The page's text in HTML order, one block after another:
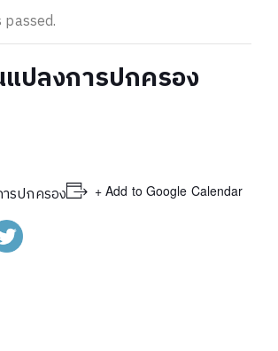
passed.
แปลงการปกครอง
รปกครอง + Add to Google Calendar